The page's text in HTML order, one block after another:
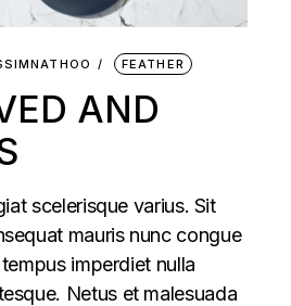
FEATHER
AND
scelerisque varius. Sit
mauris nunc congue
imperdiet nulla
Netus et malesuada